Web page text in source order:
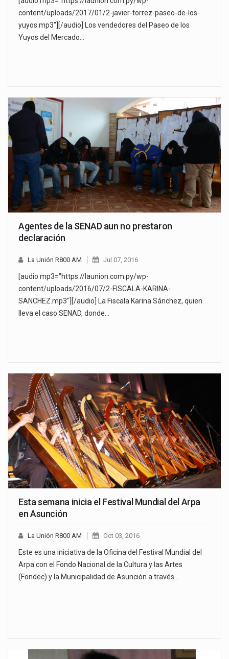
content/uploads/2017/01/2-javier-torrez-paseo-de-los-
yuyos.mp3"][/audio] Los vendedores del Paseo de los
Yuyos del Mercado…
Agentes de la SENAD aun no prestaron
declaración
La Unión R800 AM Jul 07, 2016
[audio mp3="https://launion.com.py/wp-
content/uploads/2016/07/2-FISCALA-KARINA-
SANCHEZ.mp3"][/audio] La Fiscala Karina Sánchez, quien
lleva el caso SENAD, donde…
Esta semana inicia el Festival Mundial del Arpa
en Asunción
La Unión R800 AM Oct 03, 2016
Este es una iniciativa de la Oficina del Festival Mundial del
Arpa con el Fondo Nacional de la Cultura y las Artes
(Fondec) y la Municipalidad de Asunción a través…